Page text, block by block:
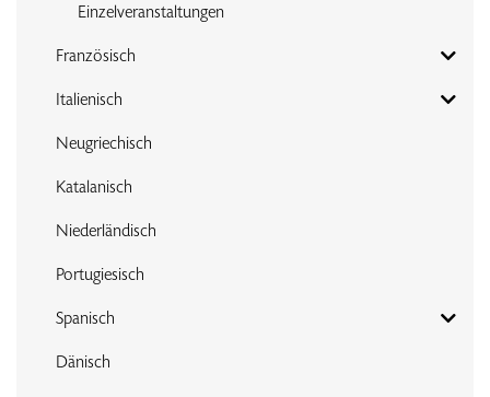
Einzelveranstaltungen
Französisch
Italienisch
Neugriechisch
Katalanisch
Niederländisch
Portugiesisch
Spanisch
Dänisch